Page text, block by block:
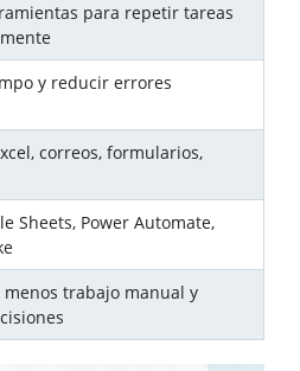
para repetir tareas
y reducir errores
correos, formularios,
Sheets, Power Automate,
menos trabajo manual y